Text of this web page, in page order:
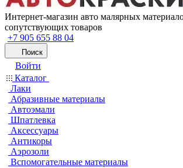
Интернет-магазин авто малярных
сопутствующих товаров
+7 905 655 88 04
Поиск
Войти
Каталог
Лаки
Абразивные материалы
Автоэмали
Шпатлевка
Аксессуары
Антикоры
Аэрозоли
Вспомогательные материалы